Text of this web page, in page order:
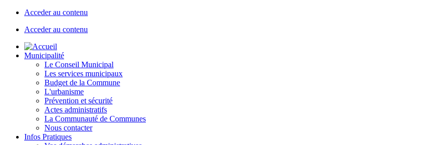
Acceder au contenu
Acceder au contenu
Municipalité
Le Conseil Municipal
Les services municipaux
Budget de la Commune
L'urbanisme
Prévention et sécurité
Actes administratifs
La Communauté de Communes
Nous contacter
Infos Pratiques